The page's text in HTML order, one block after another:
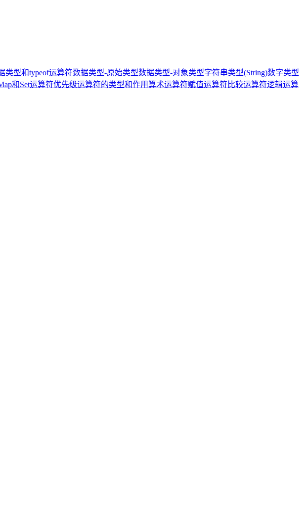
类型和typeof运算符数据类型-原始类型数据类型-对象类型字符串类型(String)数字类型
和Set运算符优先级运算符的类型和作用算术运算符赋值运算符 比较运算符逻辑运算